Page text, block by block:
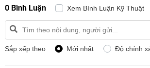
0 Bình Luận Xem Bình Luận Kỹ Thuật
Sắp xếp theo Mới nhất Độ chính